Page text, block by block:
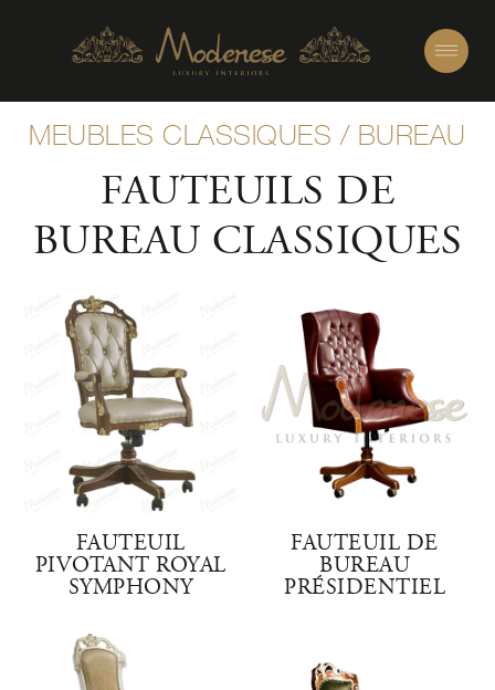
MEUBLES CLASSIQUES / BUREAU
FAUTEUILS DE
BUREAU CLASSIQUES
FAUTEUIL
PIVOTANT ROYAL
SYMPHONY
FAUTEUIL DE
BUREAU
PRÉSIDENTIEL